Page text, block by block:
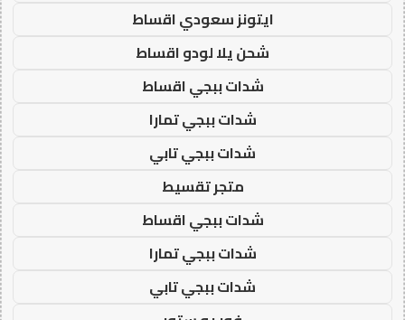
ايتونز سعودي اقساط
شحن يلا لودو اقساط
شدات ببجي اقساط
شدات ببجي تمارا
شدات ببجي تابي
متجر تقسيط
شدات ببجي اقساط
شدات ببجي تمارا
شدات ببجي تابي